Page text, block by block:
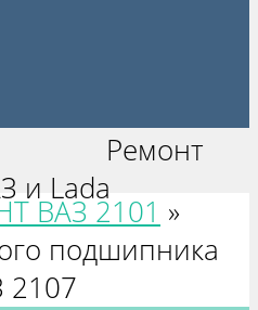
Ремонт
и Lada
2101
ВАЗ 2101 »
подшипника
2107